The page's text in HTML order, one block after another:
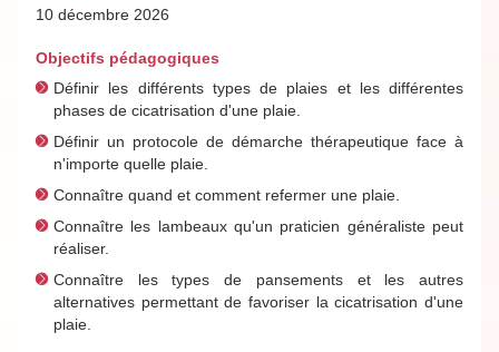
10 décembre 2026
Objectifs pédagogiques
Définir les différents types de plaies et les différentes
phases de cicatrisation d'une plaie.
Définir un protocole de démarche thérapeutique face à
n'importe quelle plaie.
Connaître quand et comment refermer une plaie.
Connaître les lambeaux qu'un praticien généraliste peut
réaliser.
Connaître les types de pansements et les autres
alternatives permettant de favoriser la cicatrisation d'une
plaie.